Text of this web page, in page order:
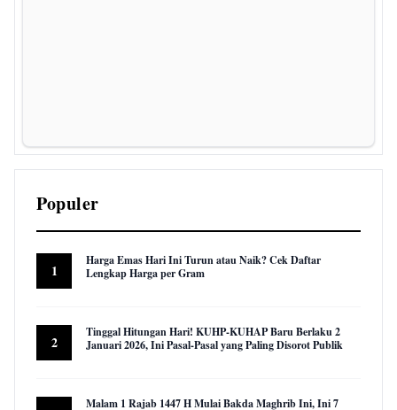
Populer
1
Harga Emas Hari Ini Turun atau Naik? Cek Daftar
Lengkap Harga per Gram
2
Tinggal Hitungan Hari! KUHP-KUHAP Baru Berlaku 2
Januari 2026, Ini Pasal-Pasal yang Paling Disorot Publik
Malam 1 Rajab 1447 H Mulai Bakda Maghrib Ini, Ini 7